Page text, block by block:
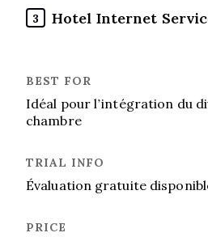
3 Hotel Internet
Idéal pour l’intégration du
chambre
Évaluation gratuite